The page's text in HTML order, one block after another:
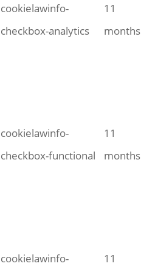
cookielawinfo-
checkbox-analytics
11
months
cookielawinfo-
checkbox-functional
11
months
cookielawinfo-
11